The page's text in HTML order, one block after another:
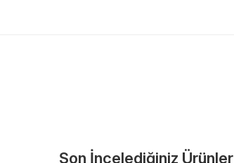
Son İncelediğiniz Ürünler